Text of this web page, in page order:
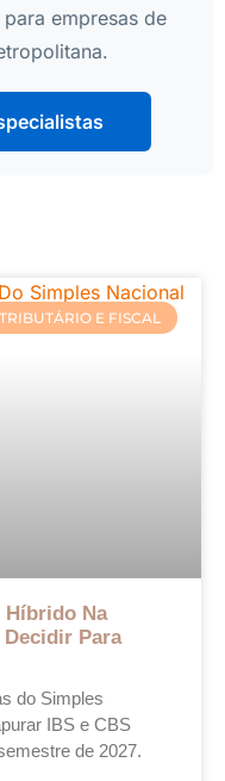
empresas de
TRIBUTÁRIO E FISCAL
Híbrido Na
Para
do Simples
IBS e CBS
de 2027.